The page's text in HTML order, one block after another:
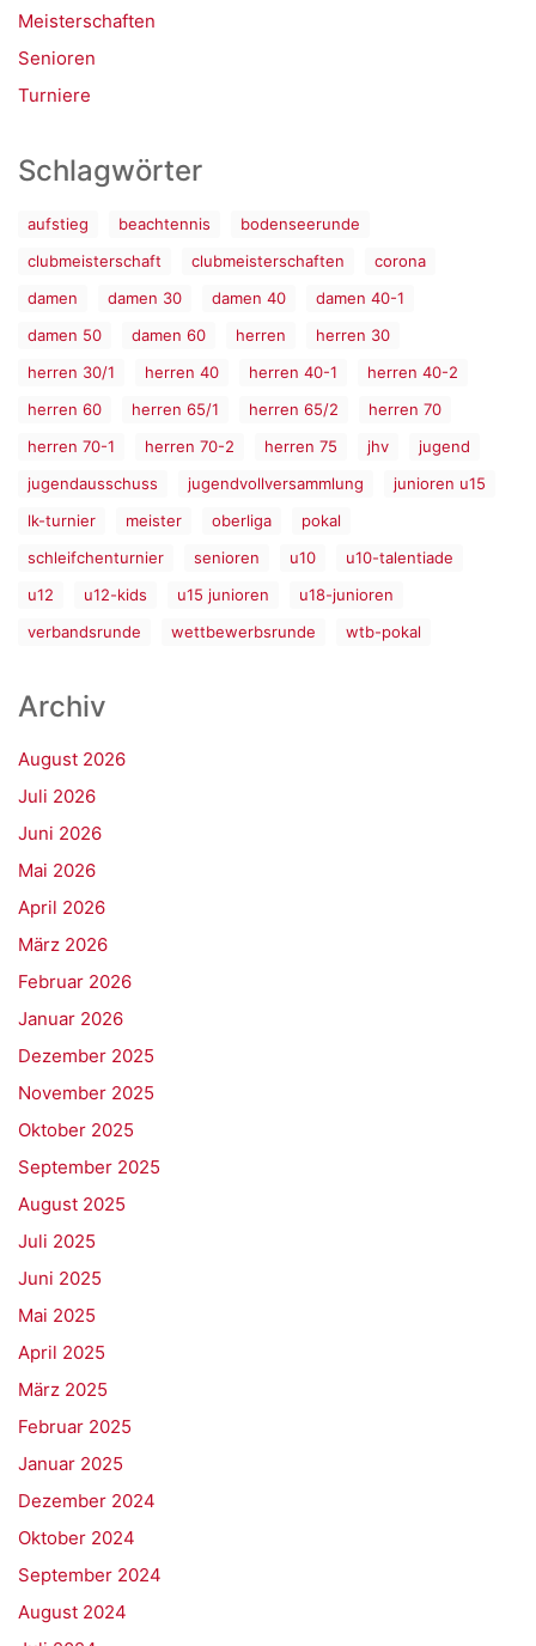
Meisterschaften
Senioren
Turniere
Schlagwörter
aufstieg beachtennis
bodenseerunde
clubmeisterschaft
clubmeisterschaften
corona
damen
damen 30 damen 40
damen 40-1
damen 50
damen 60 herren
herren 30
herren 30/1
herren 40 herren 40-1
herren 40-2
herren 60
herren 65/1 herren 65/2
herren 70
herren 70-1
herren 70-2 herren 75 jhv
jugend
jugendausschuss
jugendvollversammlung
junioren u15
lk-turnier
meister oberliga
pokal
schleifchenturnier
senioren u10
u10-talentiade
u12
u12-kids u15 junioren
u18-junioren
verbandsrunde
wettbewerbsrunde wtb-pokal
Archiv
August 2026
Juli 2026
Juni 2026
Mai 2026
April 2026
März 2026
Februar 2026
Januar 2026
Dezember 2025
November 2025
Oktober 2025
September 2025
August 2025
Juli 2025
Juni 2025
Mai 2025
April 2025
März 2025
Februar 2025
Januar 2025
Dezember 2024
Oktober 2024
September 2024
August 2024